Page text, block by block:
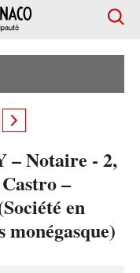
– Notaire - 2,
–
en